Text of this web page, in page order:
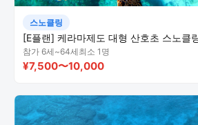
스노클링
[E플랜] 케라마제도 대형 산호초 스노클
참가 6세~64세최소 1명
¥7,500〜10,000